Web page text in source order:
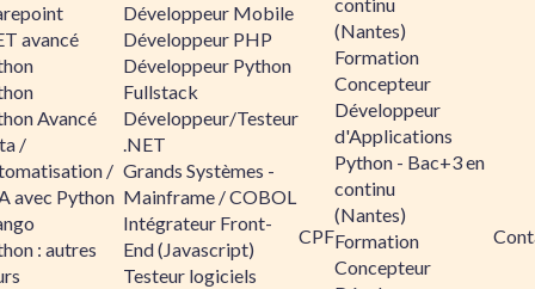
avancé
Avancé
/
/
avec Python
: autres
Développeur Mobile
Développeur PHP
Développeur Python
Fullstack
Développeur/Testeur
.NET
Grands Systèmes -
Mainframe / COBOL
Intégrateur Front-
End (Javascript)
Testeur logiciels
CPF
(Nantes)
Formation
Concepteur
Développeur
d'Applications
Python - Bac+3 en
continu
(Nantes)
Formation
Concepteur